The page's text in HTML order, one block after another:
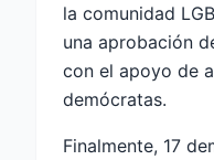
la comunidad
una aprobación
con el apoyo de
demócratas.
Finalmente, 17